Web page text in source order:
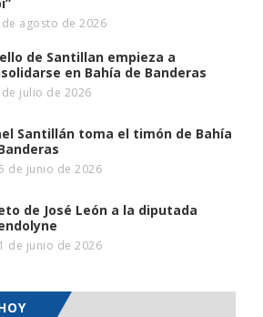
de agosto de 2026
de Santillan empieza a
en Bahía de Banderas
de julio de 2026
Santillán toma el timón de Bahía
de junio de 2026
de José León a la diputada
de junio de 2026